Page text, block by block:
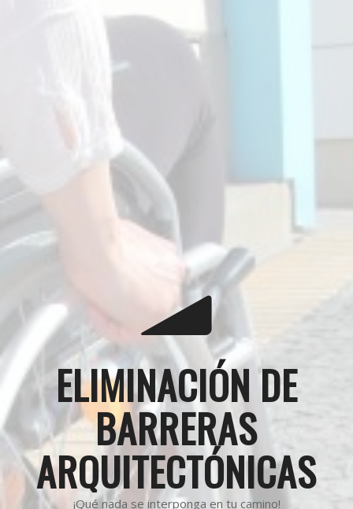
ELIMINACIÓN DE
BARRERAS
ARQUITECTÓNICAS
¡Qué nada se interponga en tu camino!